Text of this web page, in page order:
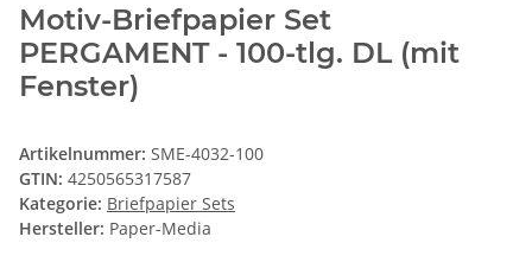
Motiv-Briefpapier Set
PERGAMENT - 100-tlg. DL (mit
Fenster)
Artikelnummer: SME-4032-100
GTIN: 4250565317587
Kategorie: Briefpapier Sets
Hersteller: Paper-Media